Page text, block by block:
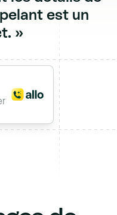
pelant est un
t. »